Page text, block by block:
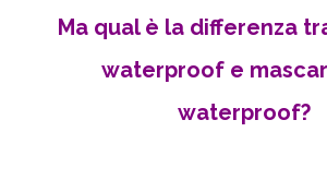
Ma qual è la differenza
waterproof e
waterproof?